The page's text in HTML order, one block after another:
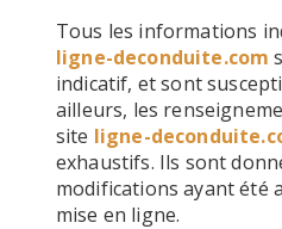
Tous les informations
ligne-deconduite.com
indicatif, et sont
ailleurs, les
site ligne-
exhaustifs. Ils sont
modifications ayant été
mise en ligne.